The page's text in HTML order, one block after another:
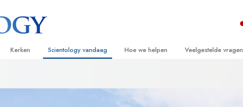
Kerken Scientology vandaag
Scientology evenementen
Hoe we helpen Veelgestelde vragen